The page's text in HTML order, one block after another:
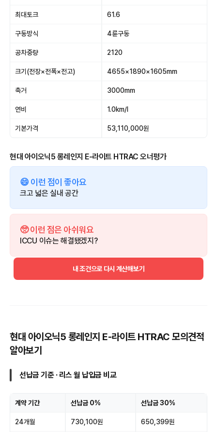
최대토크 61.6
구동방식 4륜구동
공차중량 2120
크기(전장×전폭×전고) 4655×1890×1605mm
축거 3000mm
연비 1.0km/l
기본가격 53,110,000원
현대 아이오닉5 롱레인지 E-라이트 HTRAC 오너평가
😄 이런 점이 좋아요
크고 넓은 실내 공간
🥺 이런 점은 아쉬워요
ICCU 이슈는 해결됐겠지?
내 조건으로 다시 계산해보기
현대 아이오닉5 롱레인지 E-라이트 HTRAC 모의견적
알아보기
선납금 기준 · 리스 월 납입금 비교
계약 기간 선납금 0% 선납금 30%
24개월 730,100원 650,399원